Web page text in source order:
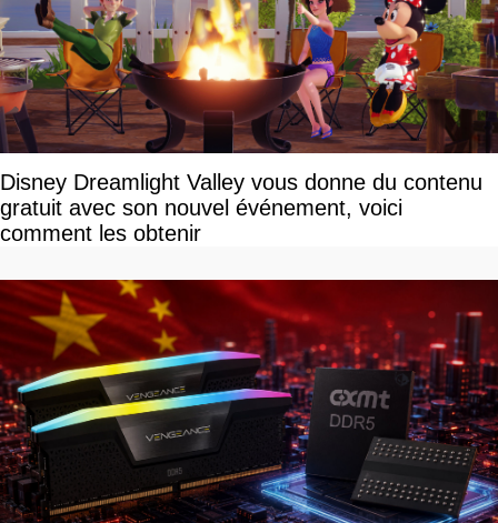
Disney Dreamlight Valley vous donne du contenu
gratuit avec son nouvel événement, voici
comment les obtenir